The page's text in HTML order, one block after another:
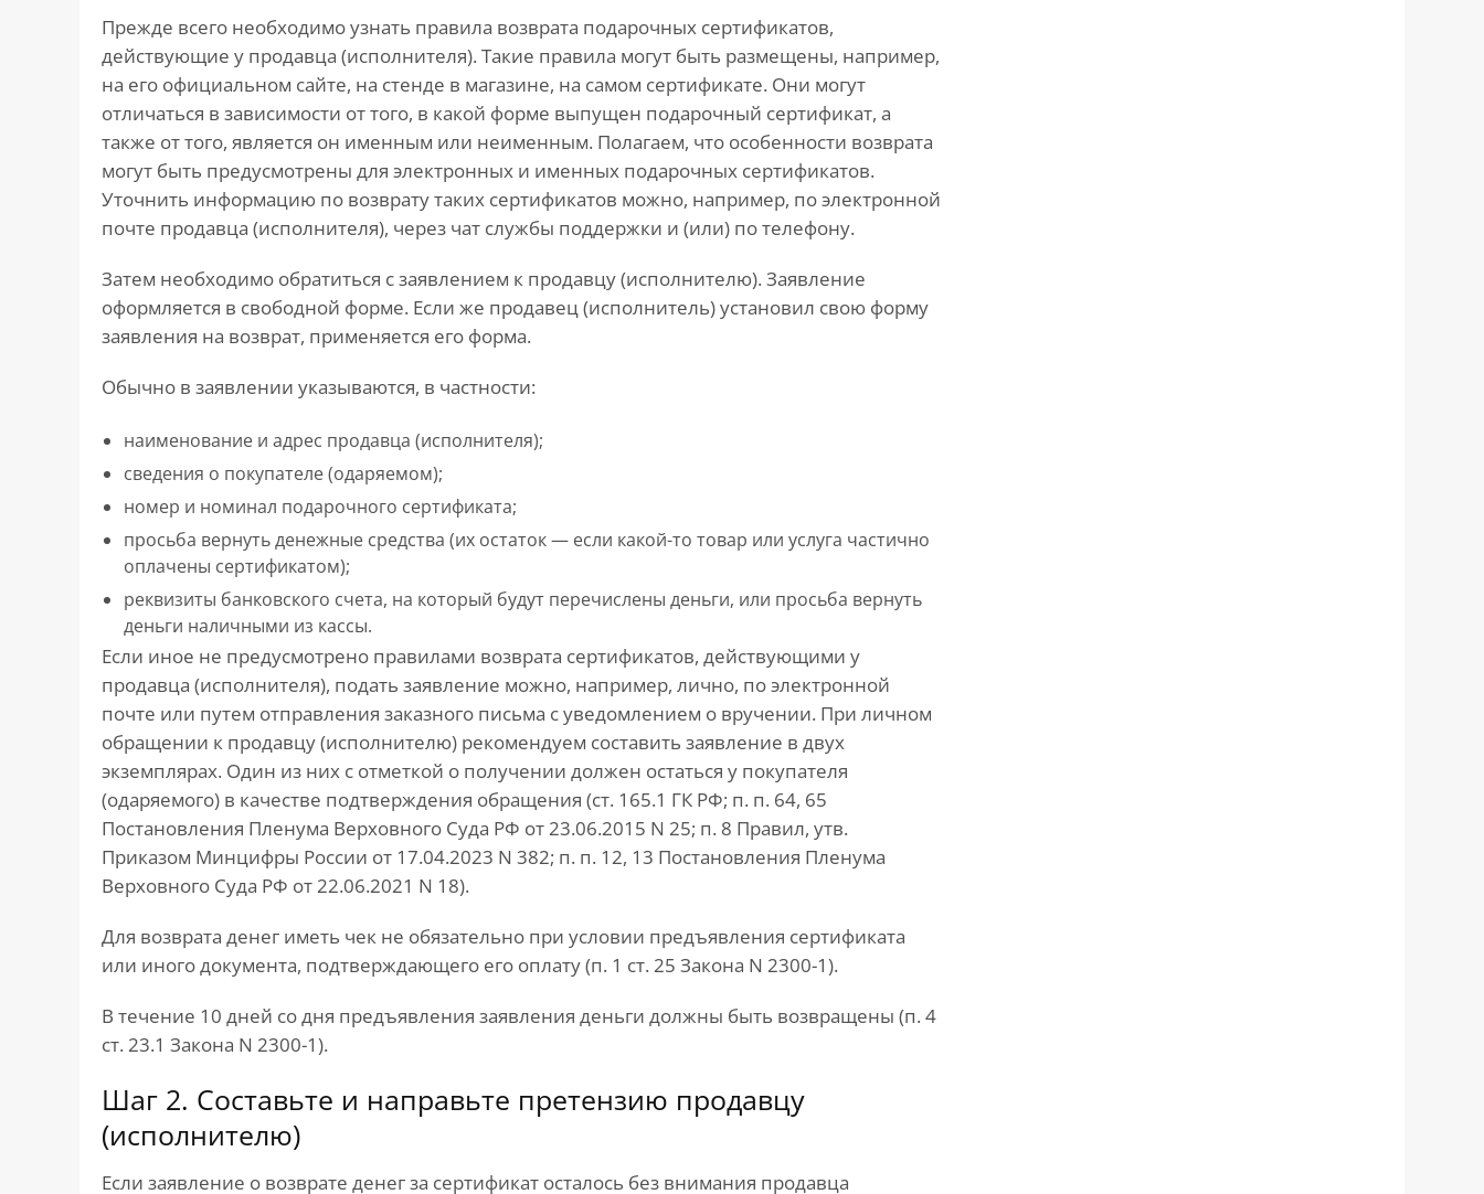
Прежде всего необходимо узнать правила возврата подарочных сертификатов,
действующие у продавца (исполнителя). Такие правила могут быть размещены, например,
на его официальном сайте, на стенде в магазине, на самом сертификате. Они могут
отличаться в зависимости от того, в какой форме выпущен подарочный сертификат, а
также от того, является он именным или неименным. Полагаем, что особенности возврата
могут быть предусмотрены для электронных и именных подарочных сертификатов.
Уточнить информацию по возврату таких сертификатов можно, например, по электронной
почте продавца (исполнителя), через чат службы поддержки и (или) по телефону.
Затем необходимо обратиться с заявлением к продавцу (исполнителю). Заявление
оформляется в свободной форме. Если же продавец (исполнитель) установил свою форму
заявления на возврат, применяется его форма.
Обычно в заявлении указываются, в частности:
наименование и адрес продавца (исполнителя);
сведения о покупателе (одаряемом);
номер и номинал подарочного сертификата;
просьба вернуть денежные средства (их остаток — если какой-то товар или услуга частично
оплачены сертификатом);
реквизиты банковского счета, на который будут перечислены деньги, или просьба вернуть
деньги наличными из кассы.
Если иное не предусмотрено правилами возврата сертификатов, действующими у
продавца (исполнителя), подать заявление можно, например, лично, по электронной
почте или путем отправления заказного письма с уведомлением о вручении. При личном
обращении к продавцу (исполнителю) рекомендуем составить заявление в двух
экземплярах. Один из них с отметкой о получении должен остаться у покупателя
(одаряемого) в качестве подтверждения обращения (ст. 165.1 ГК РФ; п. п. 64, 65
Постановления Пленума Верховного Суда РФ от 23.06.2015 N 25; п. 8 Правил, утв.
Приказом Минцифры России от 17.04.2023 N 382; п. п. 12, 13 Постановления Пленума
Верховного Суда РФ от 22.06.2021 N 18).
Для возврата денег иметь чек не обязательно при условии предъявления сертификата
или иного документа, подтверждающего его оплату (п. 1 ст. 25 Закона N 2300-1).
В течение 10 дней со дня предъявления заявления деньги должны быть возвращены (п. 4
ст. 23.1 Закона N 2300-1).
Шаг 2. Составьте и направьте претензию продавцу
(исполнителю)
Если заявление о возврате денег за сертификат осталось без внимания продавца